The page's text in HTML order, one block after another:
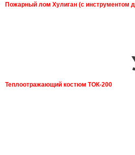
Пожарный лом Хулиган (с инструментом
Теплоотражающий костюм ТОК-200